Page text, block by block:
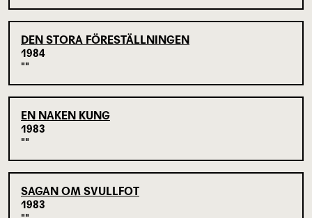
DEN STORA FÖRESTÄLLNINGEN
1984
EN NAKEN KUNG
1983
SAGAN OM SVULLFOT
1983